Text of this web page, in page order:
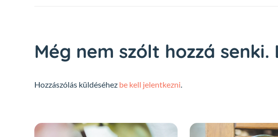
Még nem szólt hozzá
Hozzászólás küldéséhez be kell jelentkezni.